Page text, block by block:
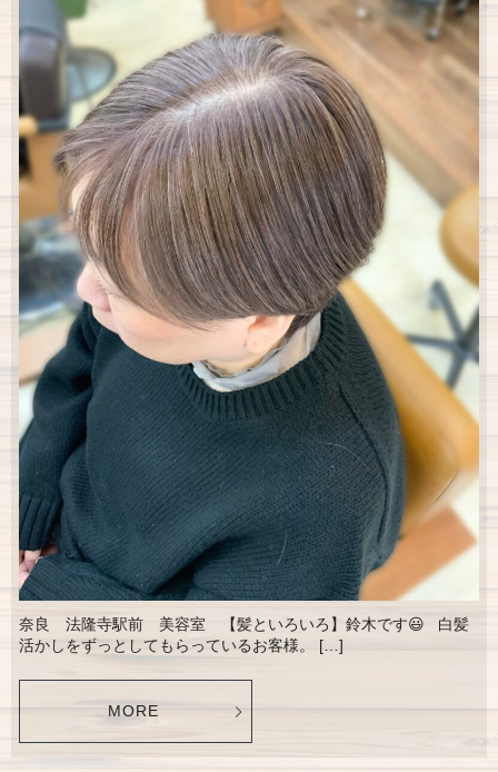
奈良 法隆寺駅前 美容室 【髪といろいろ】鈴木です😃 白髪
活かしをずっとしてもらっているお客様。 […]
MORE